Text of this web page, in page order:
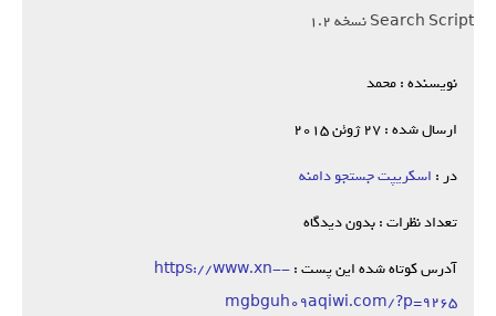
نویسنده : محمد
ارسال شده : 27 ژوئن 2015
در : اسکریپت جستجو دامنه
تعداد نظرات : بدون دیدگاه
آدرس کوتاه شده این پست :https://www.xn--
mgbguh09aqiwi.com/?p=9265